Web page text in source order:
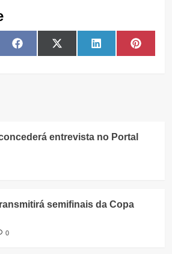
Share
on
FacebookShare
on
X
(Twitter)
Share
on
LinkedIn Share
on
entrevista no Portal
semifinais da Copa
0